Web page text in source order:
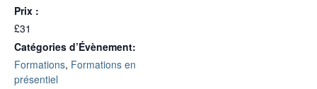
Prix :
£31
Catégories d’Évènement:
Formations, Formations en
présentiel